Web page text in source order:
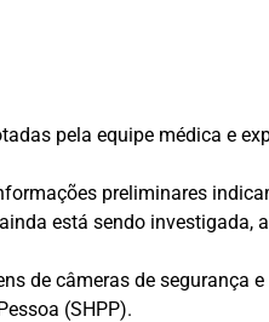
pela equipe médica e
preliminares
está sendo investigada,
de câmeras de segurança
(SHPP).